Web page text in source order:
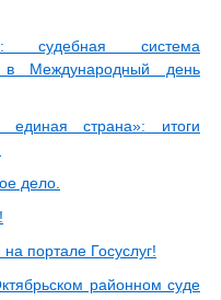
судебная система
в Международный день
страна»: итоги
дело.
портале Госуслуг!
районном суде